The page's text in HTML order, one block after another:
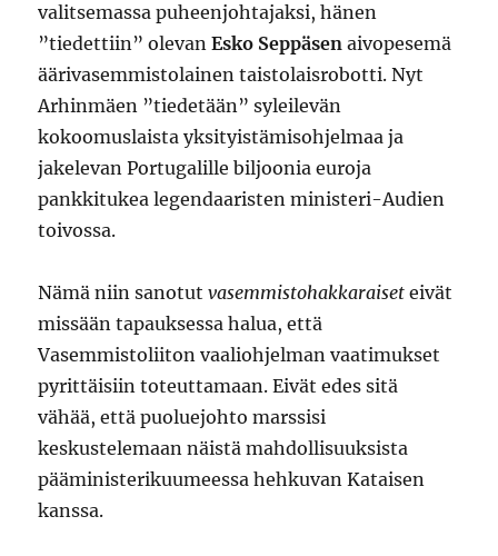
valitsemassa puheenjohtajaksi, hänen
”tiedettiin” olevanEsko Seppäsen aivopesemä
äärivasemmistolainen taistolaisrobotti. Nyt
Arhinmäen ”tiedetään” syleilevän
kokoomuslaista yksityistämisohjelmaa ja
jakelevan Portugalille biljoonia euroja
pankkitukea legendaaristen ministeri-Audien
toivossa.
Nämä niin sanotutvasemmistohakkaraiset eivät
missään tapauksessa halua, että
Vasemmistoliiton vaaliohjelman vaatimukset
pyrittäisiin toteuttamaan. Eivät edes sitä
vähää, että puoluejohto marssisi
keskustelemaan näistä mahdollisuuksista
pääministerikuumeessa hehkuvan Kataisen
kanssa.